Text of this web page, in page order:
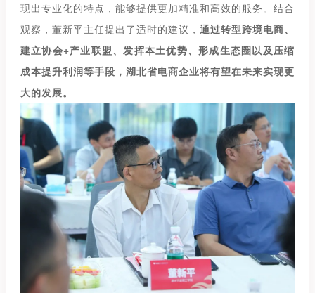
现出专业化的特点，能够提供更加精准和高效的服务。结合
观察，董新平主任提出了适时的建议，通过转型跨境电商、
建立协会+产业联盟、发挥本土优势、形成生态圈以及压缩
成本提升利润等手段，湖北省电商企业将有望在未来实现更
大的发展。